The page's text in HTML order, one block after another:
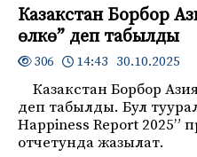
Казакстан Борбор
өлкө” деп табылды
306 14:43 30.10.2025
Казакстан Борбор
деп табылды. Бул
Happiness Report 2025”
отчетунда жазылат.